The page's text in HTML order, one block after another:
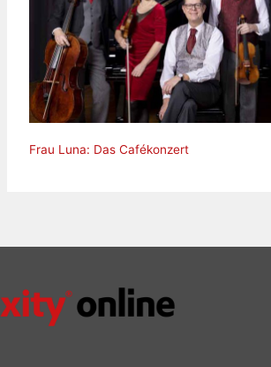
Frau Luna: Das Cafékonzert